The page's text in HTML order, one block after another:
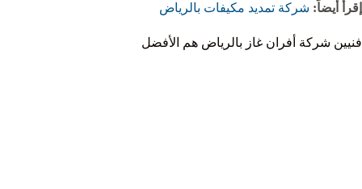
إقرأ أيضاً: شركة تمديد مكيفات بالرياض
فنيين شركة أفران غاز بالرياض هم الأفضل